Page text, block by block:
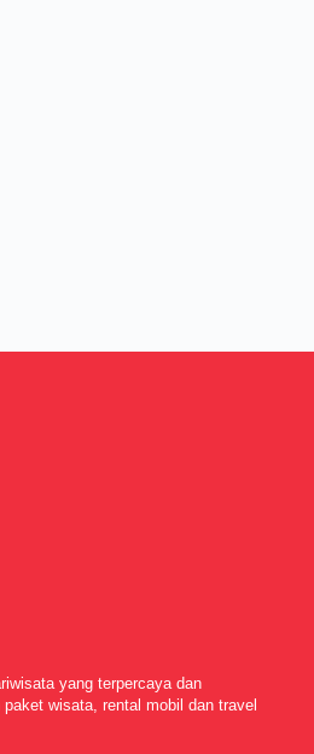
yang terpercaya dan
wisata, rental mobil dan travel